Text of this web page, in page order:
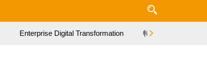
Enterprise Digital Transformation 特集